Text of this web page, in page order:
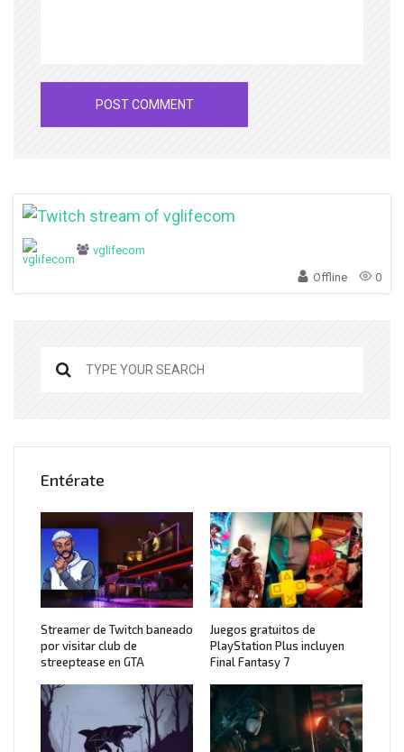
vglifecom
Offline 0
Entérate
Streamer de Twitch baneado
por visitar club de
streeptease en GTA
Juegos gratuitos de
PlayStation Plus incluyen
Final Fantasy 7